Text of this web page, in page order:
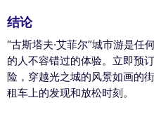
结论
“古斯塔夫·艾菲尔”城市游是任
的人不容错过的体验。立即预
险，穿越光之城的风景如画的
租车上的发现和放松时刻。